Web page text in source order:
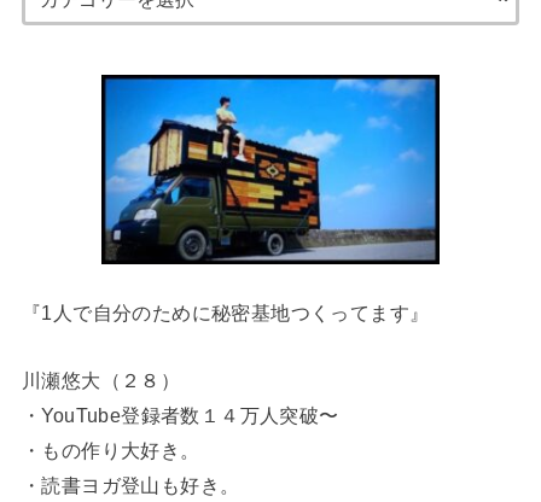
『1人で自分のために秘密基地つくってます』
川瀬悠大（２８）
・YouTube登録者数１４万人突破〜
・もの作り大好き。
・読書ヨガ登山も好き。